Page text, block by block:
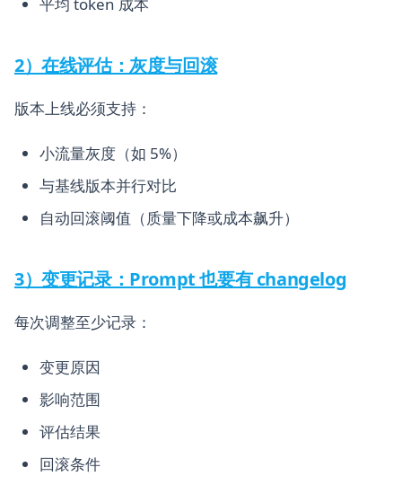
平均 token 成本
2）在线评估：灰度与回滚
版本上线必须支持：
小流量灰度（如 5%）
与基线版本并行对比
自动回滚阈值（质量下降或成本飙升）
3）变更记录：Prompt 也要有 changelog
每次调整至少记录：
变更原因
影响范围
评估结果
回滚条件